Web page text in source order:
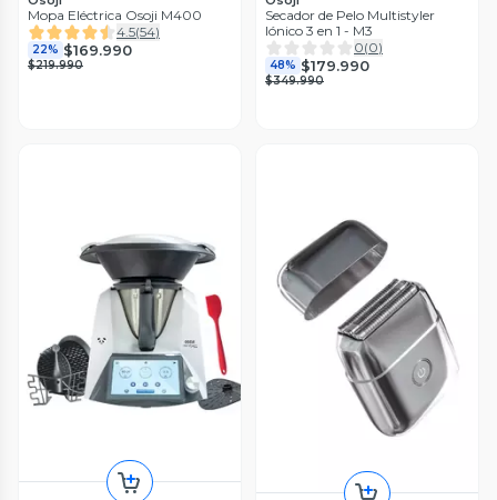
Mopa Eléctrica Osoji M400
4.5(54)
22% $169.990
$219.990
Secador de Pelo Multistyler
Iónico 3 en 1 - M3
0(0)
48% $179.990
$349.990